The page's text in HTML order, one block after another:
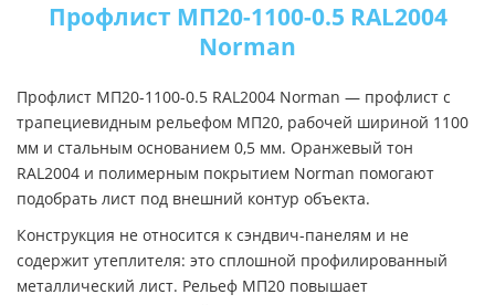
Профлист МП20-1100-0.5 RAL2004
Norman
Профлист МП20-1100-0.5 RAL2004 Norman — профлист с
трапециевидным рельефом МП20, рабочей шириной 1100
мм и стальным основанием 0,5 мм. Оранжевый тон
RAL2004 и полимерным покрытием Norman помогают
подобрать лист под внешний контур объекта.
Конструкция не относится к сэндвич-панелям и не
содержит утеплителя: это сплошной профилированный
металлический лист. Рельеф МП20 повышает